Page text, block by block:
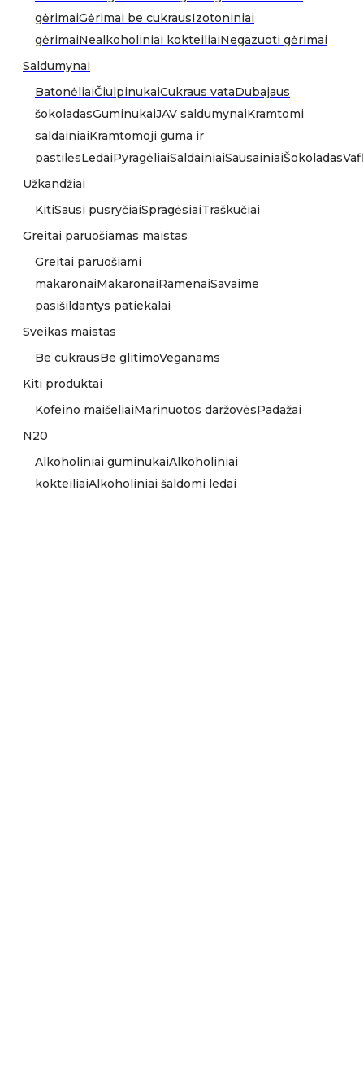
gėrimaiGėrimai be cukrausIzotoniniai
gėrimaiNealkoholiniai kokteiliaiNegazuoti gėrimai
Saldumynai
BatonėliaiČiulpinukaiCukraus vataDubajaus
šokoladasGuminukaiJAV saldumynaiKramtomi
saldainiaiKramtomoji guma ir
pastilėsLedaiPyragėliaiSaldainiaiSausainiaiŠokoladas
Užkandžiai
KitiSausi pusryčiaiSpragėsiaiTraškučiai
Greitai paruošiamas maistas
Greitai paruošiami
makaronaiMakaronaiRamenaiSavaime
pasišildantys patiekalai
Sveikas maistas
Be cukrausBe glitimoVeganams
Kiti produktai
Kofeino maišeliaiMarinuotos daržovėsPadažai
N20
Alkoholiniai guminukaiAlkoholiniai
kokteiliaiAlkoholiniai šaldomi ledai